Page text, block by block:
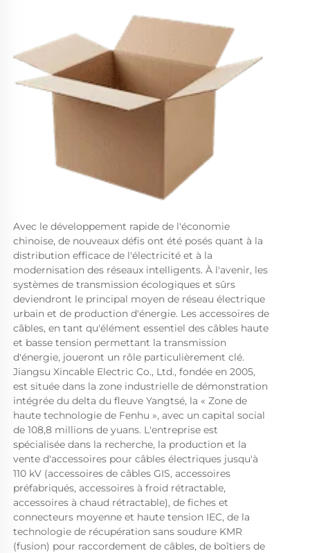
Avec le développement rapide de l'économie
chinoise, de nouveaux défis ont été posés quant à la
distribution efficace de l'électricité et à la
modernisation des réseaux intelligents. À l'avenir, les
systèmes de transmission écologiques et sûrs
deviendront le principal moyen de réseau électrique
urbain et de production d'énergie. Les accessoires de
câbles, en tant qu'élément essentiel des câbles haute
et basse tension permettant la transmission
d'énergie, joueront un rôle particulièrement clé.
Jiangsu Xincable Electric Co., Ltd., fondée en 2005,
est située dans la zone industrielle de démonstration
intégrée du delta du fleuve Yangtsé, la « Zone de
haute technologie de Fenhu », avec un capital social
de 108,8 millions de yuans. L'entreprise est
spécialisée dans la recherche, la production et la
vente d'accessoires pour câbles électriques jusqu'à
110 kV (accessoires de câbles GIS, accessoires
préfabriqués, accessoires à froid rétractable,
accessoires à chaud rétractable), de fiches et
connecteurs moyenne et haute tension IEC, de la
technologie de récupération sans soudure KMR
(fusion) pour raccordement de câbles, de boîtiers de